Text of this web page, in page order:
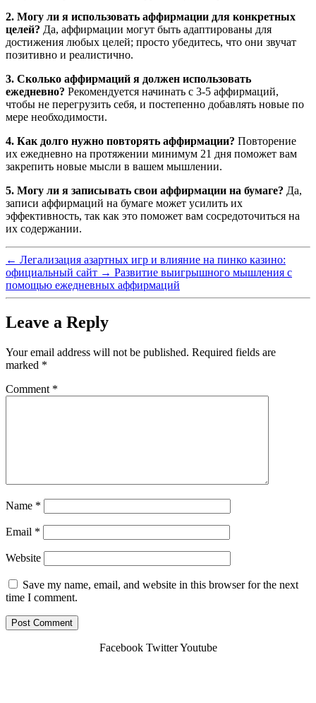
2. Могу ли я использовать аффирмации для конкретных
целей? Да, аффирмации могут быть адаптированы для
достижения любых целей; просто убедитесь, что они звучат
позитивно и реалистично.
3. Сколько аффирмаций я должен использовать
ежедневно? Рекомендуется начинать с 3-5 аффирмаций,
чтобы не перегрузить себя, и постепенно добавлять новые по
мере необходимости.
4. Как долго нужно повторять аффирмации? Повторение
их ежедневно на протяжении минимум 21 дня поможет вам
закрепить новые мысли в вашем мышлении.
5. Могу ли я записывать свои аффирмации на бумаге? Да,
записи аффирмаций на бумаге может усилить их
эффективность, так как это поможет вам сосредоточиться на
их содержании.
← Легализация азартных игр и влияние на пинко казино:
официальный сайт → Развитие выигрышного мышления с
помощью ежедневных аффирмаций
Leave a Reply
Your email address will not be published. Required fields are
marked *
Comment *
Name *
Email *
Website
Save my name, email, and website in this browser for the next
time I comment.
Facebook Twitter Youtube